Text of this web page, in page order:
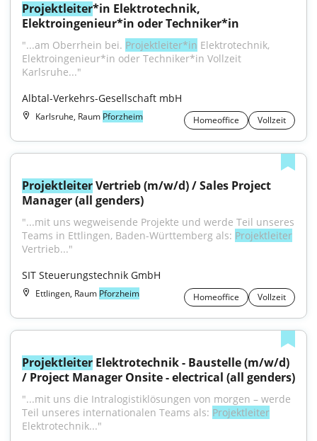
Projektleiter*in Elektrotechnik,
Elektroingenieur*in oder Techniker*in
"...am Oberrhein bei. Projektleiter*in Elektrotechnik,
Elektroingenieur*in oder Techniker*in Vollzeit
Karlsruhe..."
Albtal-Verkehrs-Gesellschaft mbH
Karlsruhe, Raum Pforzheim Homeoffice Vollzeit
Projektleiter Vertrieb (m/w/d) / Sales Project
Manager (all genders)
"...mit uns wegweisende Projekte und werde Teil unseres
Teams in Ettlingen, Baden-Württemberg als: Projektleiter
Vertrieb..."
SIT Steuerungstechnik GmbH
Ettlingen, Raum Pforzheim Homeoffice Vollzeit
Projektleiter Elektrotechnik - Baustelle (m/w/d)
/ Project Manager Onsite - electrical (all genders)
"...mit uns die Intralogistiklösungen von morgen – werde
Teil unseres internationalen Teams als: Projektleiter
Elektrotechnik..."